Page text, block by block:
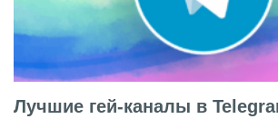
Лучшие гей-каналы в